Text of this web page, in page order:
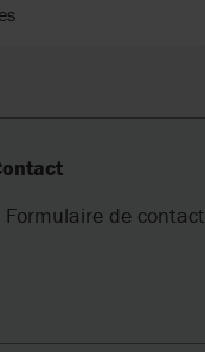
Formulaire de contact